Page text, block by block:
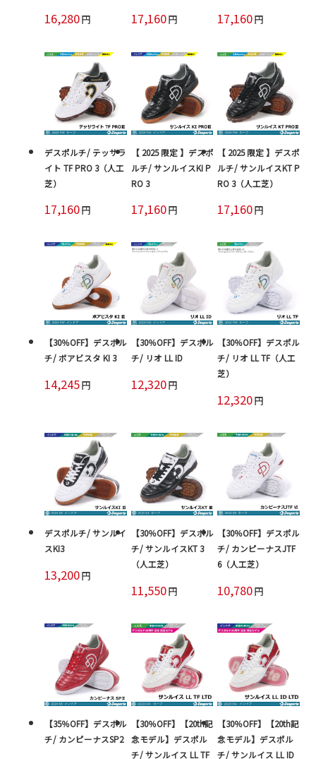
16,280円 17,160円 17,160円
デスポルチ/ テッサラ
イト TF PRO 3（人工
芝）
17,160円
【 2025 限定 】デスポ
ルチ/ サンルイスKI P
RO 3
17,160円
【 2025 限定 】デスポ
ルチ/ サンルイスKT P
RO 3（人工芝）
17,160円
【30％OFF】デスポル
チ/ ボアビスタ KI 3
14,245円
【30％OFF】デスポル
チ/ リオ LL ID
12,320円
【30％OFF】デスポル
チ/ リオ LL TF（人工
芝）
12,320円
デスポルチ/ サンルイ
スKI3
13,200円
【30％OFF】デスポル
チ/ サンルイスKT 3
（人工芝）
11,550円
【30％OFF】デスポル
チ/ カンピーナスJTF
6（人工芝）
10,780円
【35％OFF】デスポル
チ/ カンピーナスSP2
【30％OFF】【20th記
念モデル】デスポル
チ/ サンルイス LL TF
【30％OFF】【20th記
念モデル】デスポル
チ/ サンルイス LL ID